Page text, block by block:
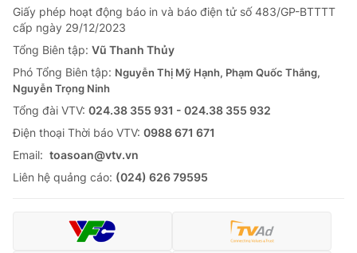
Giấy phép hoạt động báo in và báo điện tử số 483/GP-BTTTT
cấp ngày 29/12/2023
Tổng Biên tập: Vũ Thanh Thủy
Phó Tổng Biên tập: Nguyễn Thị Mỹ Hạnh, Phạm Quốc Thắng,
Nguyễn Trọng Ninh
Tổng đài VTV: 024.38 355 931 - 024.38 355 932
Ðiện thoại Thời báo VTV: 0988 671 671
Email: toasoan@vtv.vn
Liên hệ quảng cáo: (024) 626 79595